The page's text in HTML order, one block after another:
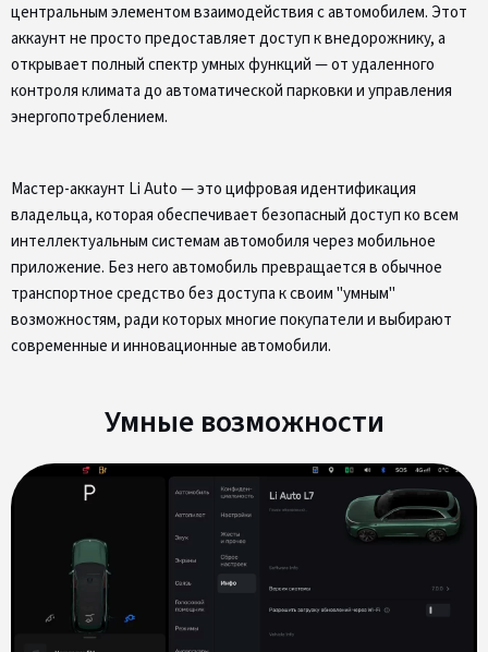
центральным элементом взаимодействия с автомобилем. Этот
аккаунт не просто предоставляет доступ к внедорожнику, а
открывает полный спектр умных функций — от удаленного
контроля климата до автоматической парковки и управления
энергопотреблением.
Мастер-аккаунт Li Auto — это цифровая идентификация
владельца, которая обеспечивает безопасный доступ ко всем
интеллектуальным системам автомобиля через мобильное
приложение. Без него автомобиль превращается в обычное
транспортное средство без доступа к своим "умным"
возможностям, ради которых многие покупатели и выбирают
современные и инновационные автомобили.
Умные возможности